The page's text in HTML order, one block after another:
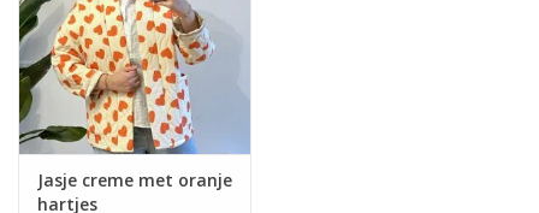
Home deco
SALE
Herensokken
Jasje creme met oranje
hartjes